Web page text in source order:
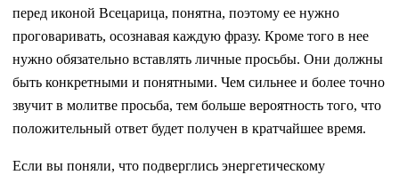
перед иконой Всецарица, понятна, поэтому ее нужно
проговаривать, осознавая каждую фразу. Кроме того в нее
нужно обязательно вставлять личные просьбы. Они должны
быть конкретными и понятными. Чем сильнее и более точно
звучит в молитве просьба, тем больше вероятность того, что
положительный ответ будет получен в кратчайшее время.
Если вы поняли, что подверглись энергетическому